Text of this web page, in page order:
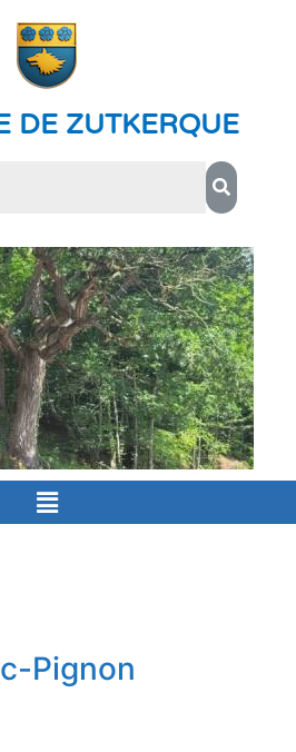
DE ZUTKERQUE
Pignon